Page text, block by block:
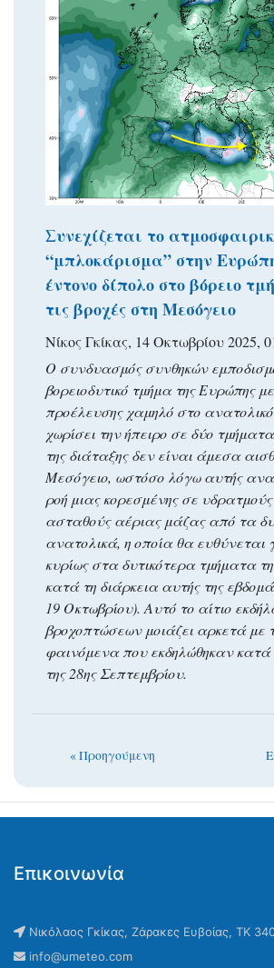
Συνεχίζεται το
“μπλοκάρισμα” στην
έντονο δίπολο στο βόρειο
τις βροχές στη Μεσόγειο
Νίκος Γκίκας, 14 Οκτωβρίου 2025,
Ο συνδυασμός συνθηκών
βορειοδυτικό τμήμα της Ευρώπης
προέλευσης χαμηλό στο
χωρίσει την ήπειρο σε δύο
της διάταξης δεν είναι άμεσα
Μεσόγειο, ωστόσο λόγω αυτής
ροή μιας κορεσμένης σε
ασταθούς αέριας μάζας από τα
ανατολικά, η οποία θα ευθύνεται
κυρίως στα δυτικότερα τμήματα
κατά τη διάρκεια αυτής της
19 Οκτωβρίου). Αυτό το αίτιο
βροχοπτώσεων μοιάζει αρκετά με
φαινόμενα που εκδηλώθηκαν κατά
της 28ης Σεπτεμβρίου.
« Προηγούμενη
Επικοινωνία
Νικόλαος Γκίκας, Ζάρακες Ευβοίας, ΤΚ
info@umeteo.com